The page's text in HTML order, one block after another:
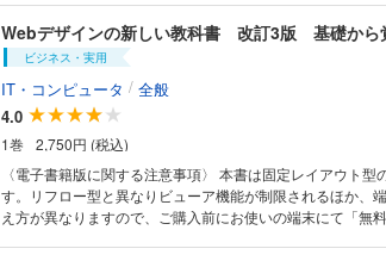
形式の解説をマンガテイストに進化させ、マンガ、会話、
をシームレスに組み合わせたニュースタイルの解説書。常識
も覚えにくいテーマをピックアップし、要点をマンガでわか
します。
Webデザインの新しい教科書 改訂3版 基礎から
ビジネス・実用
IT・コンピュータ / 全般
4.0
1巻
2,750円 (税込)
〈電子書籍版に関する注意事項〉 本書は固定レイアウト型
す。リフロー型と異なりビューア機能が制限されるほか、
え方が異なりますので、ご購入前にお使いの端末にて「無